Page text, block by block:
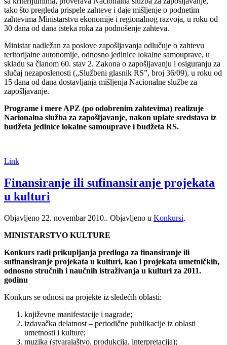
tako što pregleda prispele zahteve i daje mišljenje o podnetim
zahtevima Ministarstvu ekonomije i regionalnog razvoja, u roku od
30 dana od dana isteka roka za podnošenje zahteva.
Ministar nadležan za poslove zapošljavanja odlučuje o zahtevu
teritorijalne autonomije, odnosno jedinice lokalne samouprave, u
skladu sa članom 60. stav 2. Zakona o zapošljavanju i osiguranju za
slučaj nezaposlenosti („Službeni glasnik RS”, broj 36/09), u roku od
15 dana od dana dostavljanja mišljenja Nacionalne službe za
zapošljavanje.
Programe i mere APZ (po odobrenim zahtevima) realizuje
Nacionalna služba za zapošljavanje, nakon uplate sredstava iz
budžeta jedinice lokalne samouprave i budžeta RS.
Link
Finansiranje ili sufinansiranje projekata
u kulturi
Objavljeno 22. novembar 2010.. Objavljeno u Konkursi.
MINISTARSTVO KULTURE
Konkurs radi prikupljanja predloga za finansiranje ili
sufinansiranje projekata u kulturi, kao i projekata umetničkih,
odnosno stručnih i naučnih istraživanja u kulturi za 2011.
godinu
Konkurs se odnosi na projekte iz sledećih oblasti:
književne manifestacije i nagrade;
izdavačka delatnost – periodične publikacije iz oblasti
umetnosti i kulture;
muzika (stvaralaštvo, produkcija, interpretacija);